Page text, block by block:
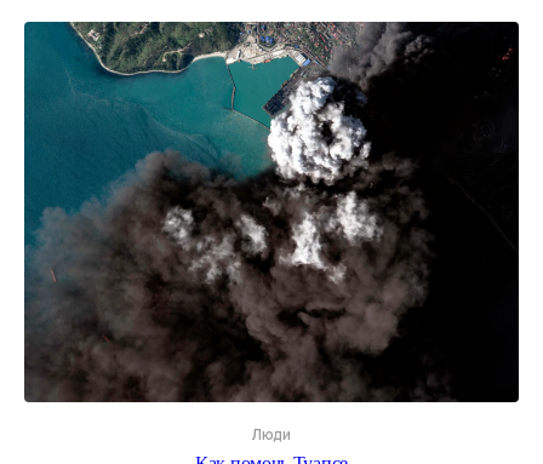
Люди